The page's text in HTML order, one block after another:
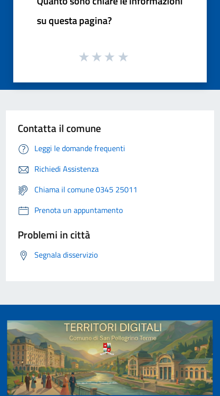
su questa pagina?
Contatta il comune
Leggi le domande frequenti
Richiedi Assistenza
Chiama il comune 0345 25011
Prenota un appuntamento
Problemi in città
Segnala disservizio